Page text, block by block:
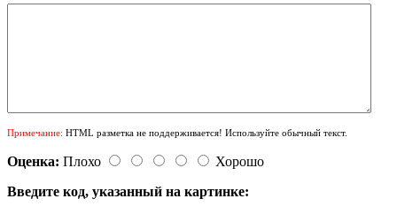
Примечание: HTML разметка не поддерживается! Используйте обычный текст.
Оценка: Плохо
Хорошо
Введите код, указанный на картинке: